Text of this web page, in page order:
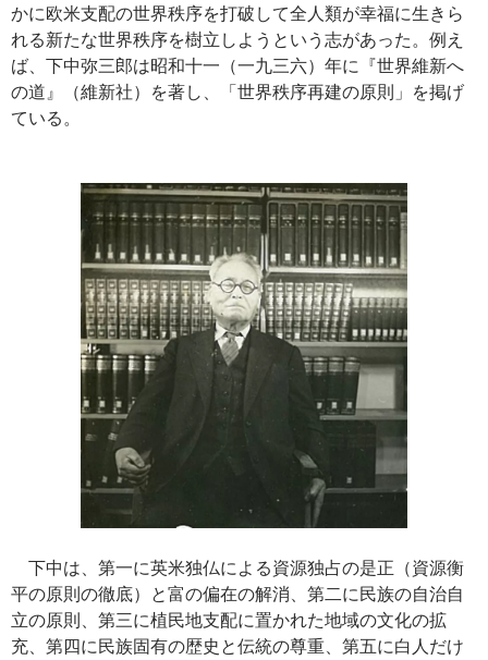
かに欧米支配の世界秩序を打破して全人類が幸福に生きら
れる新たな世界秩序を樹立しようという志があった。例え
ば、下中弥三郎は昭和十一（一九三六）年に『世界維新へ
の道』（維新社）を著し、「世界秩序再建の原則」を掲げ
ている。
下中は、第一に英米独仏による資源独占の是正（資源衡
平の原則の徹底）と富の偏在の解消、第二に民族の自治自
立の原則、第三に植民地支配に置かれた地域の文化の拡
充、第四に民族固有の歴史と伝統の尊重、第五に白人だけ